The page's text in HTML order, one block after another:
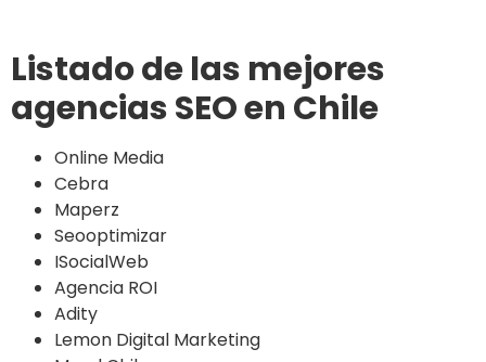
Listado de las mejores
agencias SEO en Chile
Online Media
Cebra
Maperz
Seooptimizar
ISocialWeb
Agencia ROI
Adity
Lemon Digital Marketing